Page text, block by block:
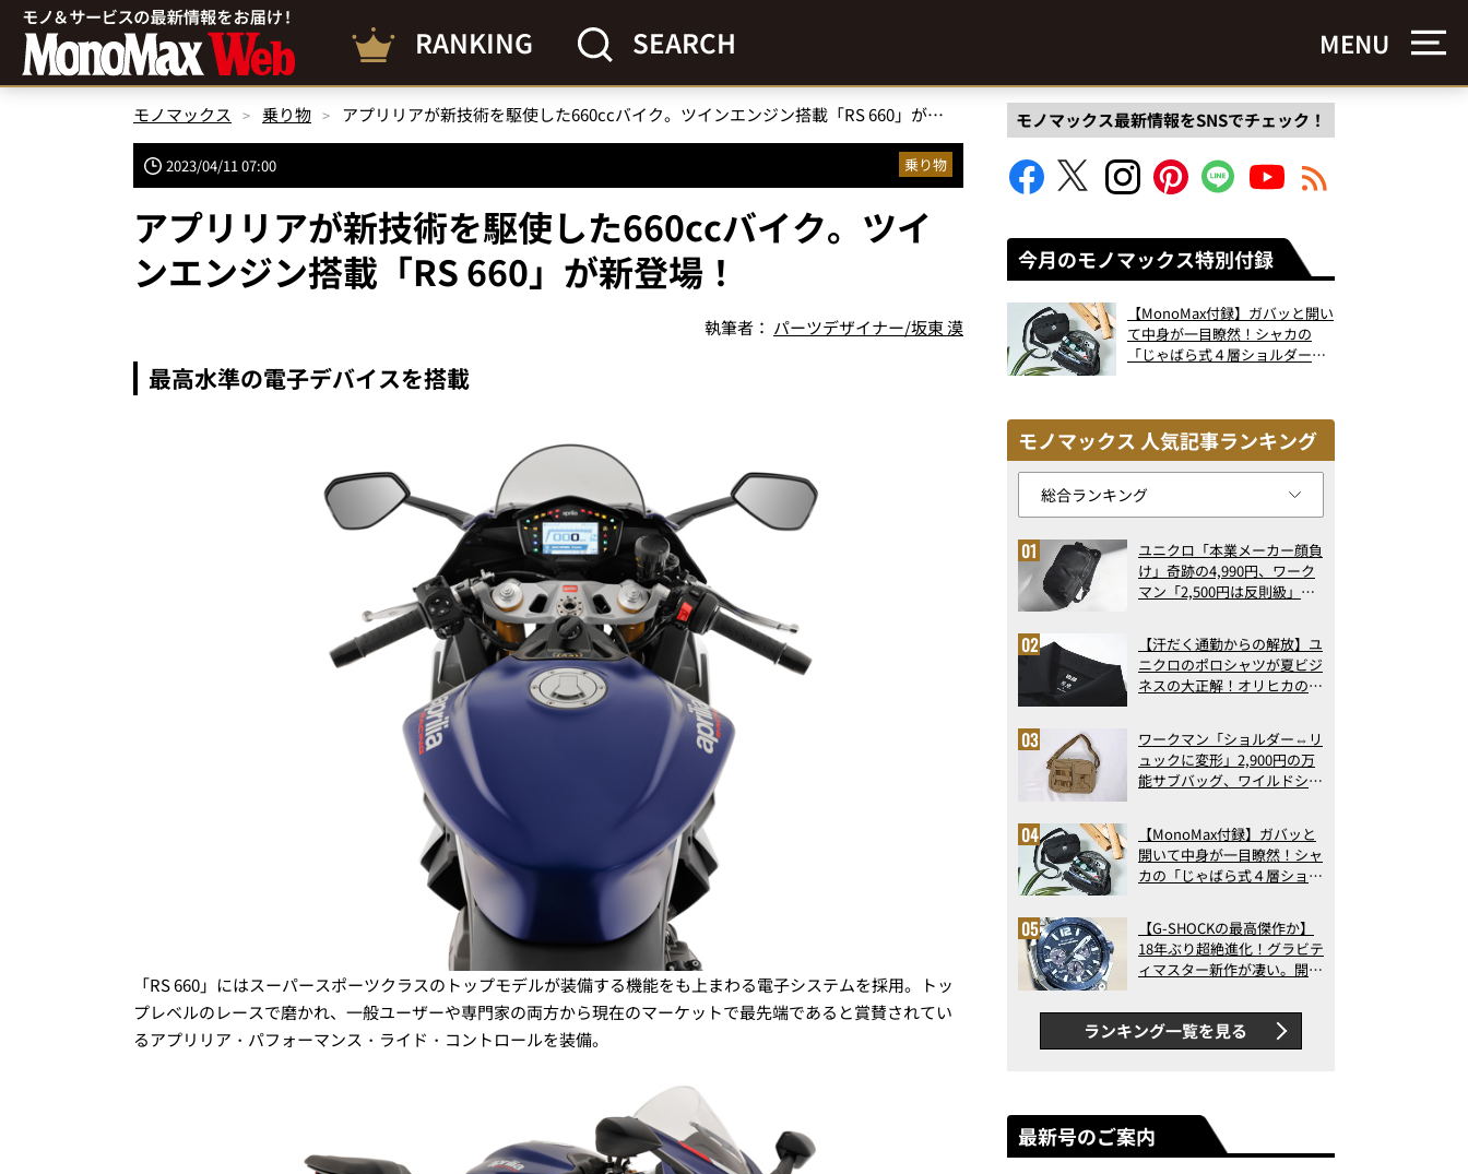
RANKING SEARCH MENU
モノマックス 乗り物 アプリリアが新技術を駆使した660ccバイク。ツインエンジン搭載「RS 660」が新登場！
2023/04/11 07:00 乗り物
アプリリアが新技術を駆使した660ccバイク。ツイ
ンエンジン搭載「RS 660」が新登場！
執筆者： パーツデザイナー/坂東 漠
最高水準の電子デバイスを搭載
「RS 660」にはスーパースポーツクラスのトップモデルが装備する機能をも上まわる電子システムを採用。トッ
プレベルのレースで磨かれ、一般ユーザーや専門家の両方から現在のマーケットで最先端であると賞賛されてい
るアプリリア・パフォーマンス・ライド・コントロールを装備。
モノマックス最新情報をSNSでチェック！
今月のモノマックス特別付録
【MonoMax付録】ガバッと開い
て中身が一目瞭然！シャカの
「じゃばら式４層ショルダーバ
モノマックス 人気記事ランキング
ユニクロ「本業メーカー顔負
け」奇跡の4,990円、ワーク
マン「2,500円は反則級」凄
ト3】（2026年6月版）
【汗だく通勤からの解放】ユ
ニクロのポロシャツが夏ビジ
ネスの大正解！オリヒカの透
アの実力
ワークマン「ショルダー⇔リ
ュックに変形」2,900円の万
能サブバッグ、ワイルドシン
記事ランキングベスト3】
（2026年6月版）
【MonoMax付録】ガバッと
開いて中身が一目瞭然！シャ
カの「じゃばら式４層ショル
った！
【G-SHOCKの最高傑作か】
18年ぶり超絶進化！グラビテ
ィマスター新作が凄い。開発
新ムーブメントの衝撃
ランキング一覧を見る
最新号のご案内